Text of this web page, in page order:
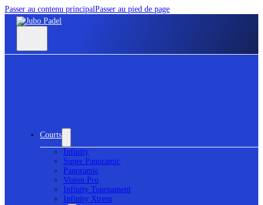
Passer au contenu principalPasser au pied de page
Courts
Infinity
Super Panoramic
Panoramic
Vision Pro
Infinity Tournament
Infinity Xtrem